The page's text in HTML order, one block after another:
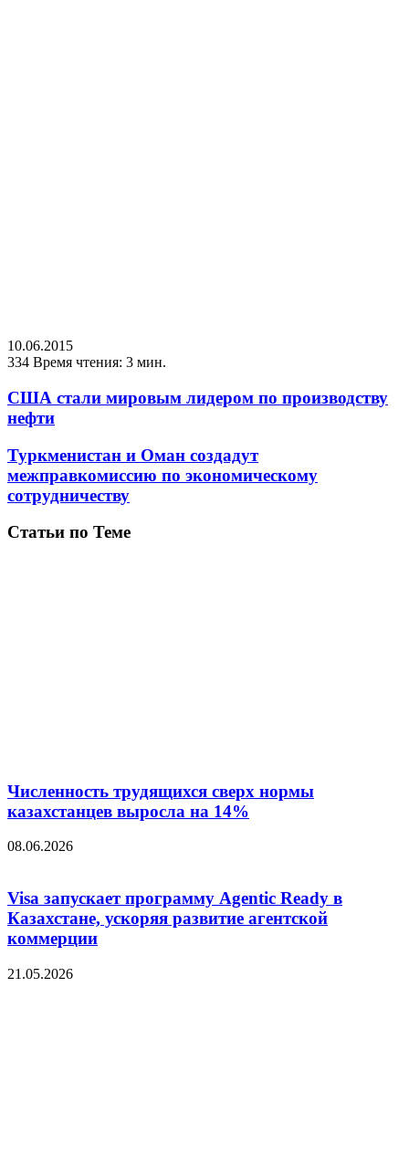
10.06.2015
334 Время чтения: 3 мин.
США стали мировым лидером по производству
нефти
Туркменистан и Оман создадут
межправкомиссию по экономическому
сотрудничеству
Статьи по Теме
Численность трудящихся сверх нормы
казахстанцев выросла на 14%
08.06.2026
Visa запускает программу Agentic Ready в
Казахстане, ускоряя развитие агентской
коммерции
21.05.2026